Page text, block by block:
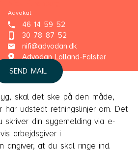
Advokat
46 14 59 52
30 78 87 52
nifi@advodan.dk
Advodan Lolland-Falster
SEND MAIL
skal det ske på den måde,
har udstedt retningslinjer om. Det
din sygemelding via e-
arbejdsgiver i
angiver, at du skal ringe ind.